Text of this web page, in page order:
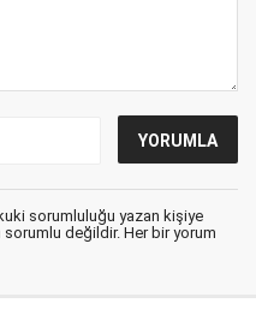
sorumluluğu yazan kişiye
sorumlu değildir. Her bir yorum